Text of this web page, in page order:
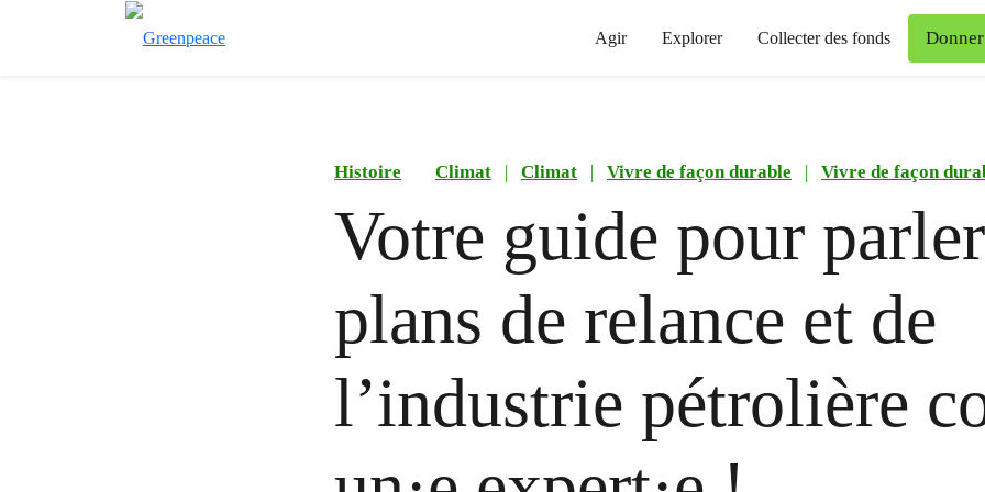
Agir Explorer Collecter des fonds Donner
Histoire Climat | Climat | Vivre de façon durable | Vivre de façon
Votre guide pour
plans de relance et de
l’industrie pétrolière